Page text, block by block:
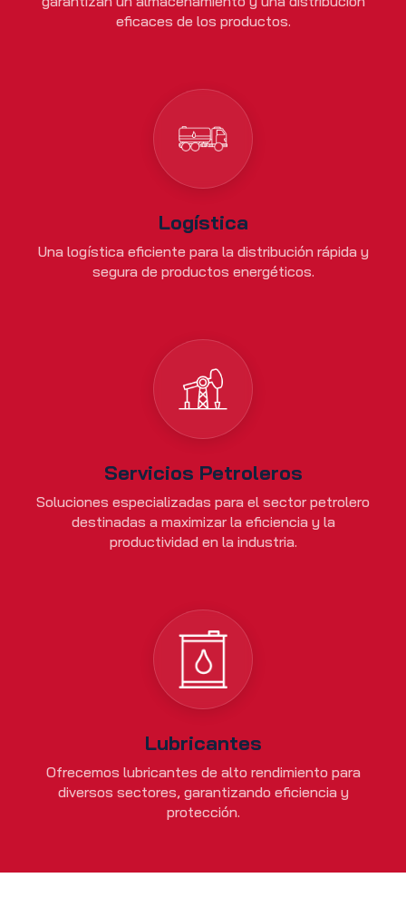
eficaces de los productos.
Logística
Una logística eficiente para la distribución rápida y
segura de productos energéticos.
Servicios Petroleros
Soluciones especializadas para el sector petrolero
destinadas a maximizar la eficiencia y la
productividad en la industria.
Lubricantes
Ofrecemos lubricantes de alto rendimiento para
diversos sectores, garantizando eficiencia y
protección.